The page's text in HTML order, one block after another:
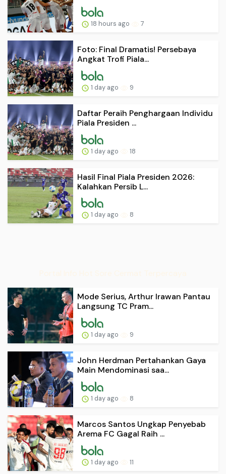
18 hours ago 7
Foto: Final Dramatis! Persebaya
Angkat Trofi Piala...
1 day ago 9
Daftar Peraih Penghargaan Individu
Piala Presiden ...
1 day ago 18
Hasil Final Piala Presiden 2026:
Kalahkan Persib L...
1 day ago 8
Mode Serius, Arthur Irawan Pantau
Langsung TC Pram...
1 day ago 9
John Herdman Pertahankan Gaya
Main Mendominasi saa...
1 day ago 8
Marcos Santos Ungkap Penyebab
Arema FC Gagal Raih ...
1 day ago 11